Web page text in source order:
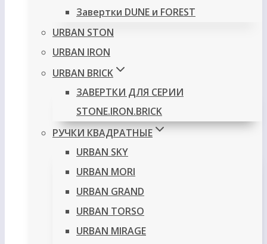
Завертки DUNE и FOREST
URBAN STON
URBAN IRON
URBAN BRICK
ЗАВЕРТКИ ДЛЯ СЕРИИ
STONE.IRON.BRICK
РУЧКИ КВАДРАТНЫЕ
URBAN SKY
URBAN MORI
URBAN GRAND
URBAN TORSO
URBAN MIRAGE